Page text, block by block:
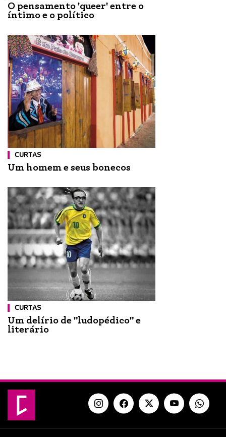
O pensamento 'queer' entre o
íntimo e o político
CURTAS
Um homem e seus bonecos
CURTAS
Um delírio de "ludopédico" e
literário